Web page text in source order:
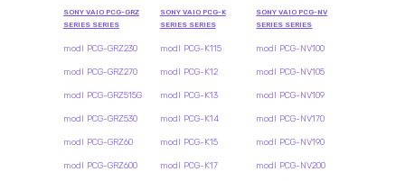
SONY VAIO PCG-GRZ
SERIES SERIES
modl PCG-GRZ230
modl PCG-GRZ270
modl PCG-GRZ515G
modl PCG-GRZ530
modl PCG-GRZ60
modl PCG-GRZ600
SONY VAIO PCG-K
SERIES SERIES
modl PCG-K115
modl PCG-K12
modl PCG-K13
modl PCG-K14
modl PCG-K15
modl PCG-K17
SONY VAIO PCG-NV
SERIES SERIES
modl PCG-NV100
modl PCG-NV105
modl PCG-NV109
modl PCG-NV170
modl PCG-NV190
modl PCG-NV200